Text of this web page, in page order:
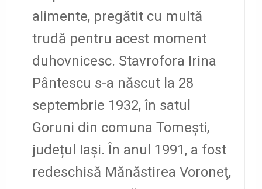
alimente, pregătit cu multă
trudă pentru acest moment
duhovnicesc. Stavrofora Irina
Pântescu s-a născut la 28
septembrie 1932, în satul
Goruni din comuna Tomești,
județul Iași. În anul 1991, a fost
redeschisă Mănăstirea Voroneţ,